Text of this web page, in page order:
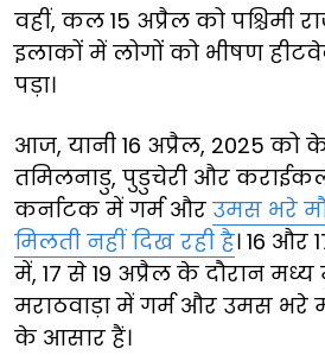
वहीं, कल 15 अप्रैल को पश्चिमी
इलाकों में लोगों को भीषण
पड़ा।
आज, यानी 16 अप्रैल, 2025 को
तमिलनाडु, पुडुचेरी और
कर्नाटक में गर्म और उमस भरे
मिलती नहीं दिख रही है। 16 और
में, 17 से 19 अप्रैल के दौरान मध्य
मराठवाड़ा में गर्म और उमस
के आसार हैं।